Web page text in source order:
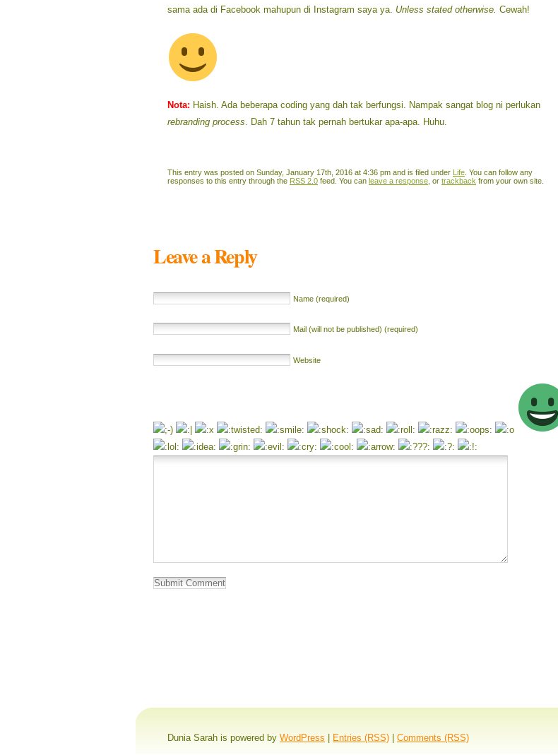
sama ada di Facebook mahupun di Instagram saya ya. Unless stated otherwise. Cewah!
Nota: Haish. Ada beberapa coding yang dah tak berfungsi. Nampak sangat blog ni perlukan
rebranding process . Dah 7 tahun tak pernah bertukar apa-apa. Huhu.
This entry was posted on Sunday, January 17th, 2016 at 4:36 pm and is filed under Life . You can follow any
responses to this entry through the RSS 2.0 feed. You can leave a response , or trackback from your own site.
Leave a Reply
Name (required)
Mail (will not be published) (required)
Website
Dunia Sarah is powered by WordPress Entries (RSS) Comments (RSS)